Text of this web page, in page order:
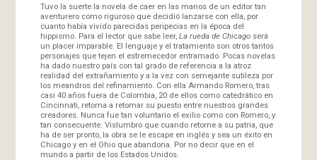
Tuvo la suerte la novela de caer en las manos de un editor tan
aventurero como riguroso que decidió lanzarse con ella, por
cuanto había vivido parecidas peripecias en la época del
hippismo. Para el lector que sabe leer, La rueda de Chicagoserá
un placer imparable. El lenguaje y el tratamiento son otros tantos
personajes que tejen el estremecedor entramado. Pocas novelas
ha dado nuestro país con tal grado de referencia a la atroz
realidad del extrañamiento y a la vez con semejante sutileza por
los meandros del refinamiento. Con ella Armando Romero, tras
casi 40 años fuera de Colombia, 20 de ellos como catedrático en
Cincinnati, retorna a retomar su puesto entre nuestros grandes
creadores. Nunca fue tan voluntario el exilio como con Romero, y
tan consecuente. Vislumbro que cuando retorne a su patria, que
ha de ser pronto, la obra se le escape en inglés y sea un éxito en
Chicago y en el Ohio que abandona. Por no decir que en el
mundo a partir de los Estados Unidos.